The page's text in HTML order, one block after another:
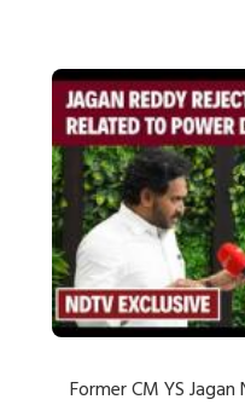
Former CM YS